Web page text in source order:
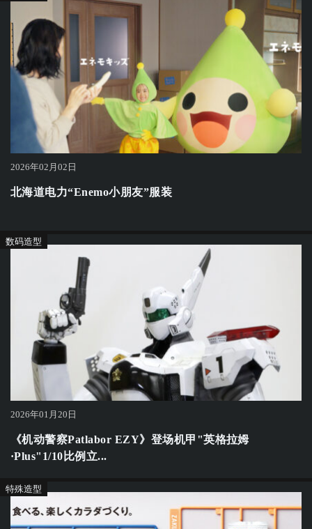
2026年02月02日
北海道电力“Enemo小朋友”服装
2026年01月20日
数码造型
《机动警察Patlabor EZY》登场机甲"英格拉姆
·Plus"1/10比例立...
特殊造型